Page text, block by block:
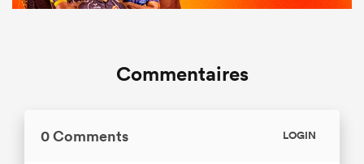
Commentaires
0 Comments LOGIN